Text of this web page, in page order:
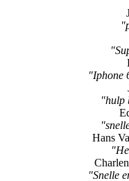
"Iphone
"hulp
Hans
"Snelle